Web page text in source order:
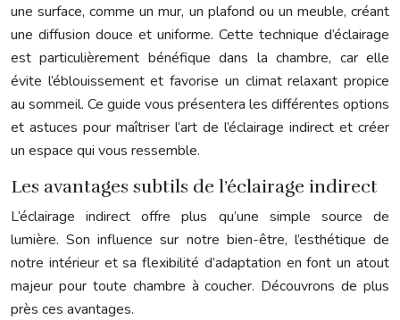
une surface, comme un mur, un plafond ou un meuble, créant
une diffusion douce et uniforme. Cette technique d’éclairage
est particulièrement bénéfique dans la chambre, car elle
évite l’éblouissement et favorise un climat relaxant propice
au sommeil. Ce guide vous présentera les différentes options
et astuces pour maîtriser l’art de l’éclairage indirect et créer
un espace qui vous ressemble.
Les avantages subtils de l’éclairage indirect
L’éclairage indirect offre plus qu’une simple source de
lumière. Son influence sur notre bien-être, l’esthétique de
notre intérieur et sa flexibilité d’adaptation en font un atout
majeur pour toute chambre à coucher. Découvrons de plus
près ces avantages.